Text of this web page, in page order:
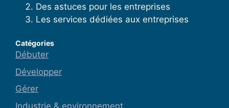
Des astuces pour les entreprises
Les services dédiées aux entreprises
Catégories
Débuter
Développer
Gérer
Industrie & environnement